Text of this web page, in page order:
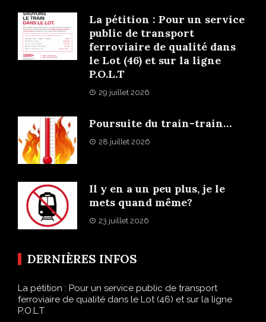
La pétition : Pour un service
public de transport
ferroviaire de qualité dans
le Lot (46) et sur la ligne
P.O.L.T
29 juillet 2026
Poursuite du train-train…
28 juillet 2026
Il y en a un peu plus, je le
mets quand même?
23 juillet 2026
DERNIÈRES INFOS
La pétition : Pour un service public de transport
ferroviaire de qualité dans le Lot (46) et sur la ligne
P.O.L.T